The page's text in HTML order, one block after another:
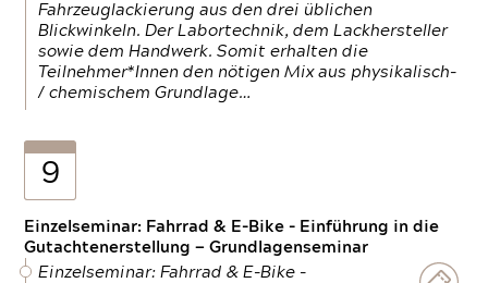
Fahrzeuglackierung aus den drei üblichen
Blickwinkeln. Der Labortechnik, dem Lackhersteller
sowie dem Handwerk. Somit erhalten die
Teilnehmer*Innen den nötigen Mix aus physikalisch-
/ chemischem Grundlage…
9
Einzelseminar: Fahrrad & E-Bike - Einführung in die
Gutachtenerstellung — Grundlagenseminar
Einzelseminar: Fahrrad & E-Bike -